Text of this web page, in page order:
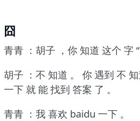
囧
青青 ：胡子 ，你 知道 这个 字
胡子 ：不 知道 。
你 遇到 不
一下 就 能 找到 答案 了 。
青青 ：我 喜欢 baidu 一下 。